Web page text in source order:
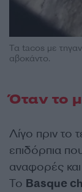
Τα tacos με
αβοκάντο.
Όταν το
Λίγο πριν το
επιδόρπια
αναφορές
Το Basque